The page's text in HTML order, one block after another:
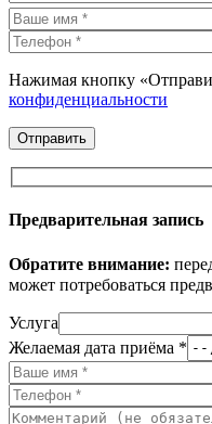
Нажимая кнопку
конфиденциальности
Предварительная запись
Обратите внимание:
может потребоваться
Услуга
Желаемая дата приёма *